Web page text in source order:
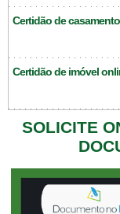
Certidão de
Certidão de imóvel
SOLICITE